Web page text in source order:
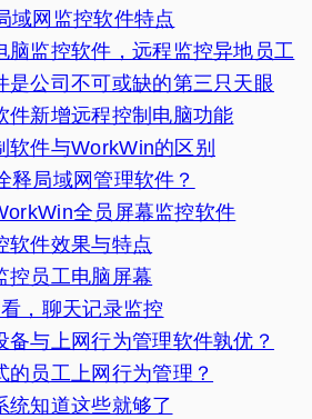
域网监控软件特点
脑监控软件，远程监控异地员工
是公司不可或缺的第三只天眼
件新增远程控制电脑功能
软件与WorkWin的区别
释局域网管理软件？
全员屏幕监控软件
软件效果与特点
控员工电脑屏幕
，聊天记录监控
备与上网行为管理软件孰优？
的员工上网行为管理？
统知道这些就够了